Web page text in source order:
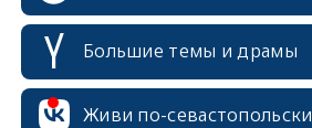
Большие темы и драмы
Живи по-севастопольски